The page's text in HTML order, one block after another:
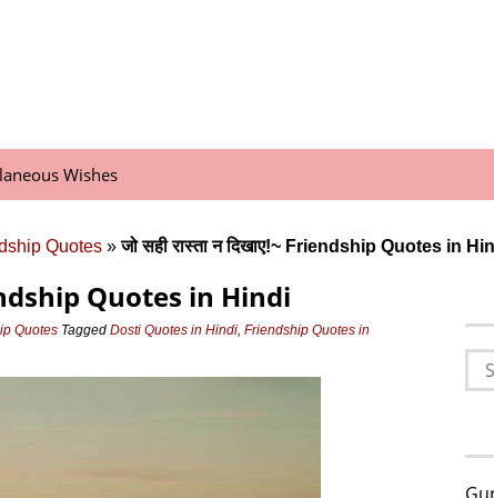
Wishes
Quotes »जो सही रास्ता न दिखाए!~ Friendship Quotes in
Quotes in Hindi
Quotes Tagged Dosti Quotes in Hindi, Friendship Quotes in
for: